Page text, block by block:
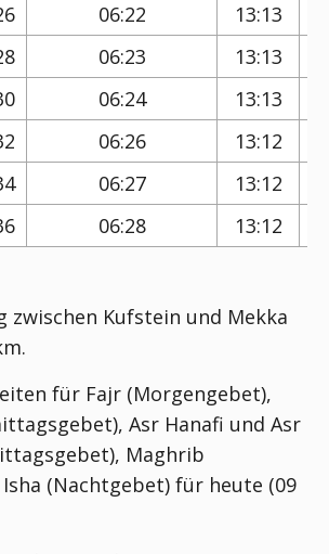
06:22 13:13
06:23 13:13
06:24 13:13
06:26 13:12
06:27 13:12
06:28 13:12
zwischen Kufstein und Mekka
für Fajr (Morgengebet),
Asr Hanafi und Asr
Maghrib
(Nachtgebet) für heute (09